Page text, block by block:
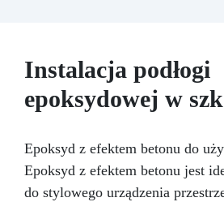
1:1, idealna do tworzenia
form.
W zestawie:
wielokrotnego użytku forma
rękawice
Instalacja podłogi
epoksydowej w
Epoksyd z efektem betonu do
Epoksyd z efektem betonu jest
do stylowego urządzenia